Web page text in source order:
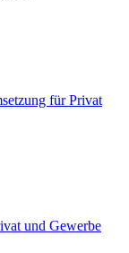
für Privat
und Gewerbe